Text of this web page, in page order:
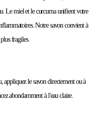
Le miel et le curcuma unifient votre
Notre savon convient à
fragiles.
appliquez le savon directement ou à
abondamment à l'eau claire.